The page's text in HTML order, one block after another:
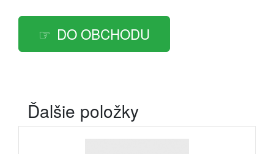
DO OBCHODU
Ďalšie položky